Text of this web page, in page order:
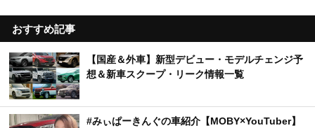
おすすめ記事
【国産＆外車】新型デビュー・モデルチェンジ予
想＆新車スクープ・リーク情報一覧
#みぃぱーきんぐの車紹介【MOBY×YouTuber】